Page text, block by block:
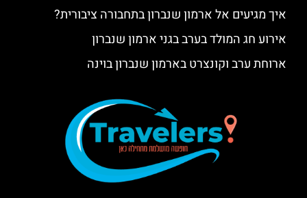
איך מגיעים אל ארמון שנברון בתחבורה ציבורית?
אירוע חג המולד בערב בגני ארמון שנברון
ארוחת ערב וקונצרט בארמון שנברון בוינה